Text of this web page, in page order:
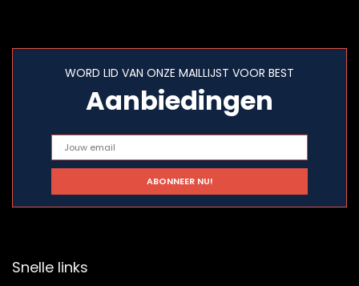
WORD LID VAN ONZE MAILLIJST VOOR BEST
Aanbiedingen
Snelle links